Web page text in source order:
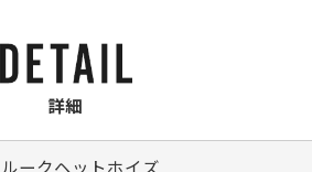
詳細
ルークヘットホイズ